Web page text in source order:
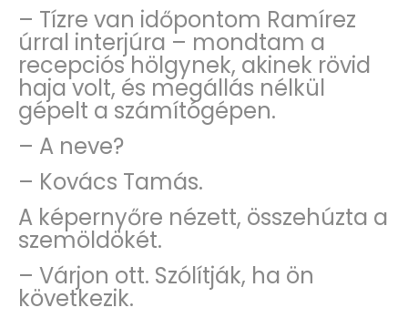
– Tízre van időpontom Ramírez
úrral interjúra – mondtam a
recepciós hölgynek, akinek rövid
haja volt, és megállás nélkül
gépelt a számítógépen.
– A neve?
– Kovács Tamás.
A képernyőre nézett, összehúzta a
szemöldökét.
– Várjon ott. Szólítják, ha ön
következik.